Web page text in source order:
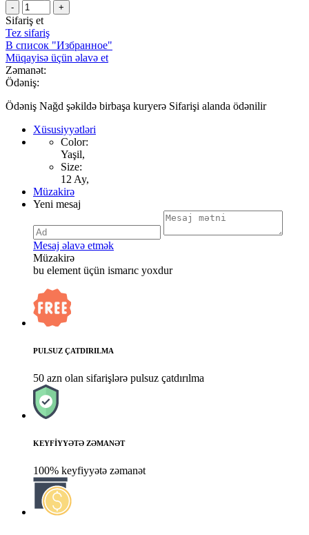
- +
Sifariş et
Tez sifariş
В список "Избранное"
Müqayisə üçün əlavə et
Zəmanət:
Ödəniş:
Ödəniş Nağd şəkildə birbaşa kuryerə Sifarişi alanda ödənilir
Xüsusiyyətləri
Color:
Yaşil,
Size:
12 Ay,
Müzakirə
Yeni mesaj
Mesaj əlavə etmək
Müzakirə
bu element üçün ismarıc yoxdur
PULSUZ ÇATDIRILMA
50 azn olan sifarişlərə pulsuz çatdırılma
KEYFİYYƏTƏ ZƏMANƏT
100% keyfiyyətə zəmanət